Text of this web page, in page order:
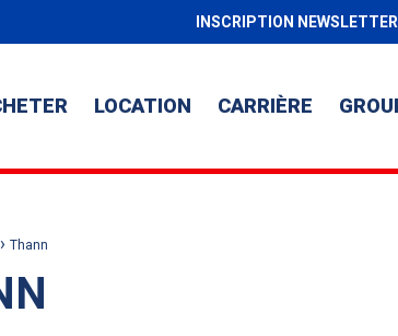
INSCRIPTION NEWSLETTER
LOCATION CARRIÈRE
› Thann